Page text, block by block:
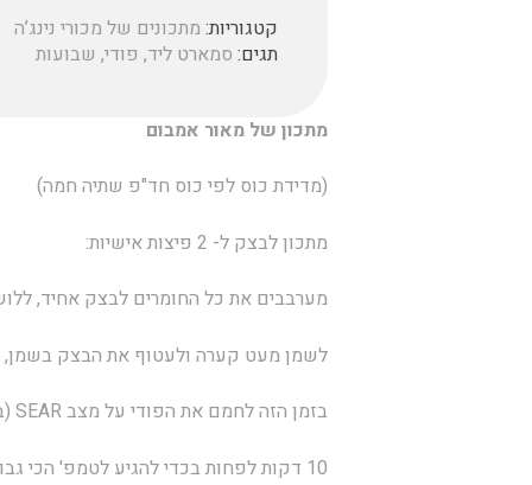
קטגוריות: מתכונים של מכורי נינג’ה
תגים: סמארט ליד, פודי, שבועות
מתכון של מאור אמבום
(מדידת כוס לפי כוס חד"פ שתיה חמה)
מתכון לבצק ל- 2 פיצות אישיות:
מערבבים את כל החומרים לבצק אחיד, ללוש כ- 10
לשמן מעט קערה ולעטוף את הבצק בשמן, לתת לבצק לנוח
בזמן הזה לחמם את הפודי על מצב SEAR (בישול/צריבה)
10 דקות לפחות בכדי להגיע לטמפ' הכי גבוהה